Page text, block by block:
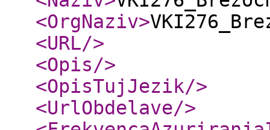
<OrgNaziv>
<URL/>
<Opis/>
<OpisTujJezik/>
<UrlObdelave/>